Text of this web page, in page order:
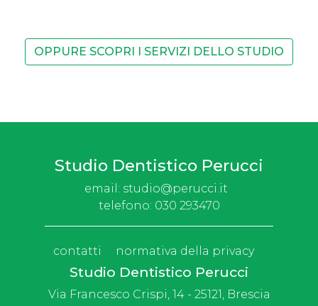
OPPURE SCOPRI I SERVIZI DELLO STUDIO
Studio Dentistico Perucci
email: studio@perucci.it
telefono: 030 293470
contatti normativa della privacy
Studio Dentistico Perucci
Via Francesco Crispi, 14 - 25121, Brescia